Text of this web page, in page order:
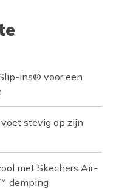
ins® voor een
stevig op zijn
met Skechers Air-
demping